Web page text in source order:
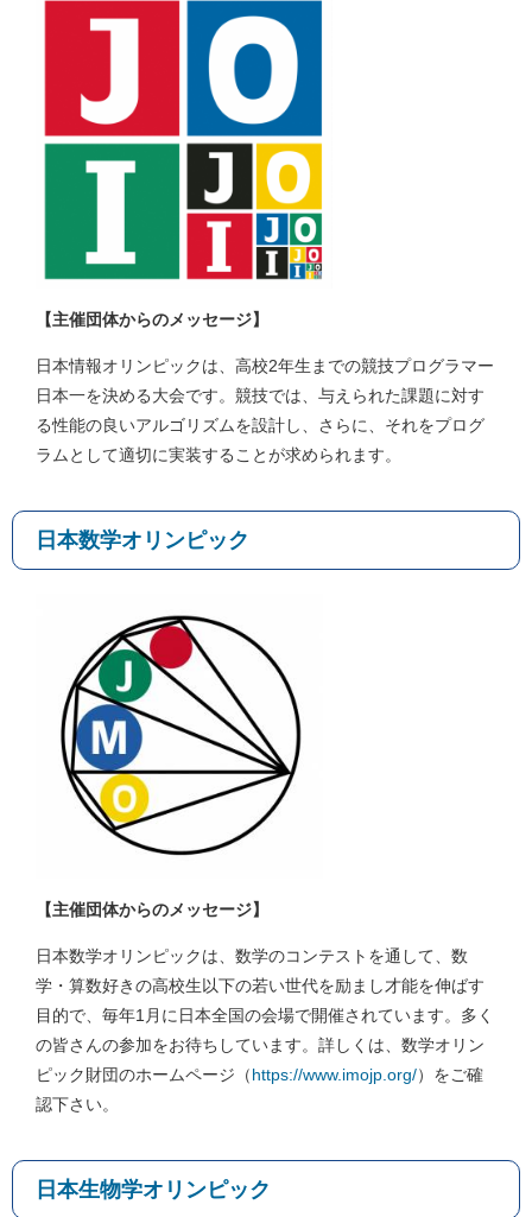
【主催団体からのメッセージ】
日本情報オリンピックは、高校2年生までの競技プログラマー
日本一を決める大会です。競技では、与えられた課題に対す
る性能の良いアルゴリズムを設計し、さらに、それをプログ
ラムとして適切に実装することが求められます。
日本数学オリンピック
【主催団体からのメッセージ】
日本数学オリンピックは、数学のコンテストを通して、数
学・算数好きの高校生以下の若い世代を励まし才能を伸ばす
目的で、毎年1月に日本全国の会場で開催されています。多く
の皆さんの参加をお待ちしています。詳しくは、数学オリン
ピック財団のホームページ（https://www.imojp.org/）をご確
認下さい。
日本生物学オリンピック